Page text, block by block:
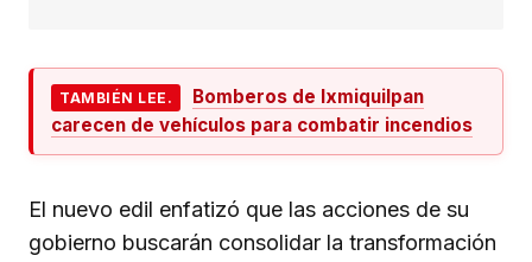
TAMBIÉN LEE.
Bomberos de Ixmiquilpan
carecen de vehículos para combatir incendios
El nuevo edil enfatizó que las acciones de su
gobierno buscarán consolidar la transformación